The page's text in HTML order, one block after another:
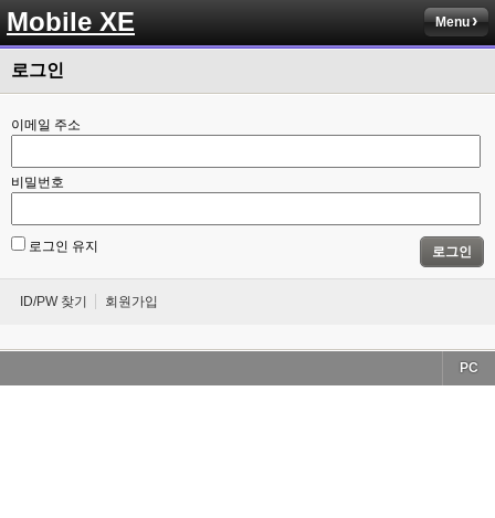
Mobile XE Menu
로그인
이메일 주소
비밀번호
로그인 유지 로그인
ID/PW 찾기 회원가입
PC